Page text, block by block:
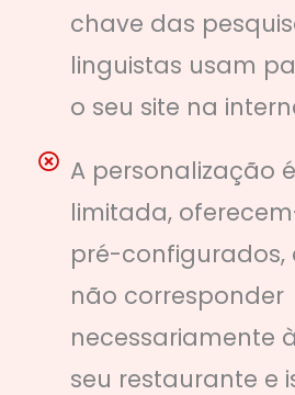
chave das
linguistas usam
o seu site na
A personalização
limitada,
pré-configurados,
não corresponder
necessariamente
seu restaurante e